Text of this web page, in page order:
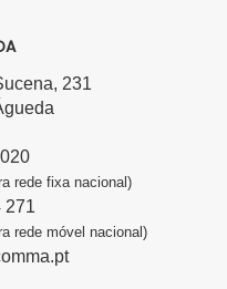
231
rede fixa nacional)
271
rede móvel nacional)